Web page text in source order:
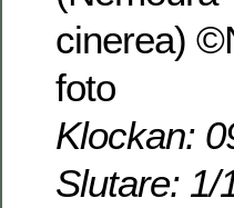
Klockan:
Slutare: 1/